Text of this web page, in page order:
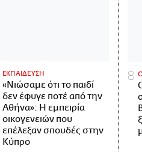
ΕΚΠΑΙΔΕΥΣΗ
«Νιώσαμε ότι το παιδί
δεν έφυγε ποτέ από την
Αθήνα»: Η εμπειρία
οικογενειών που
επέλεξαν σπουδές στην
Κύπρο